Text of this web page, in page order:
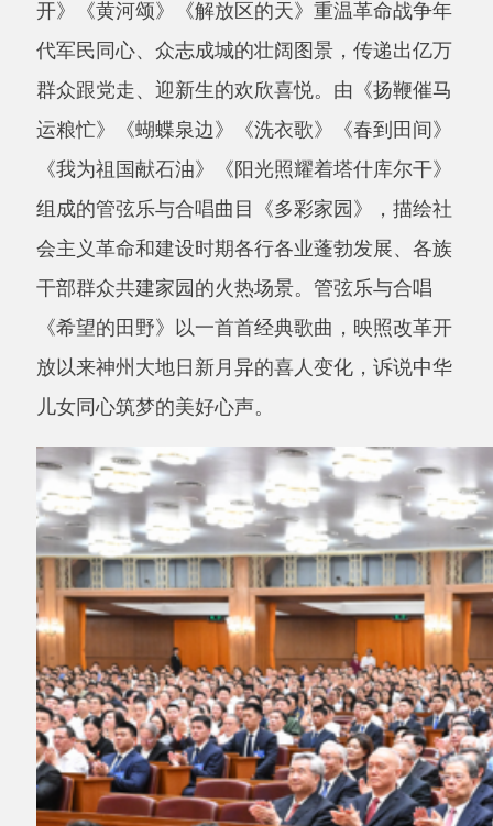
6月29日晚，庆祝中国共产党成立105周年音
乐会《人民至上》在北京举行。习近平、李强、
赵乐际、王沪宁、蔡奇、丁薛祥、李希、韩正等
党和国家领导人，同约3000名观众一起观看演
出。新华社记者燕雁摄
105载风雨同舟，105载携手奋进。整场音乐